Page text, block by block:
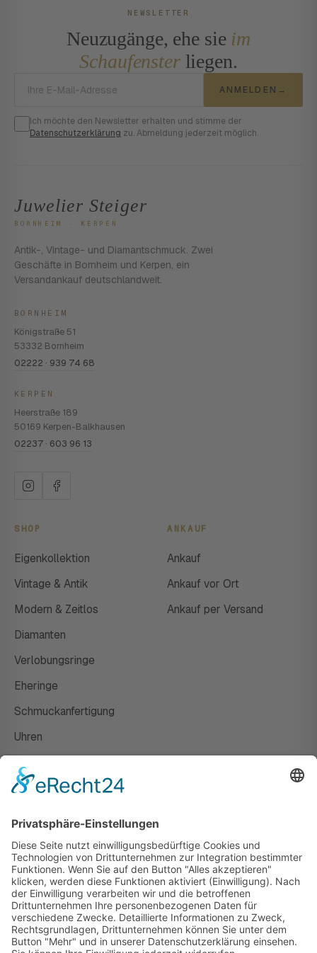
NEWSLETTER
Neuzugänge, ehe sie im
Schaufensterliegen.
ANMELDEN →
Ich möchte den Newsletter erhalten und stimme der
Datenschutzerklärung zu. Abmeldung jederzeit möglich.
Juwelier Steiger
BORNHEIM · KERPEN
Antik-, Vintage- und Diamantschmuck. Zwei
Geschäfte in Bornheim und Kerpen, ein
Versandankauf deutschlandweit.
BORNHEIM
Königstraße 51
53332 Bornheim
02222 · 939 74 68
KERPEN
Heerstraße 189
50169 Kerpen-Balkhausen
02237 · 603 96 13
SHOP
Eigenkollektion
Vintage & Antik
Modern & Zeitlos
Diamanten
Verlobungsringe
Eheringe
Schmuckanfertigung
Uhren
ANKAUF
Ankauf
Ankauf vor Ort
Ankauf per Versand
Susanne Steiger
Geschäfte
Newsletter
Kontakt